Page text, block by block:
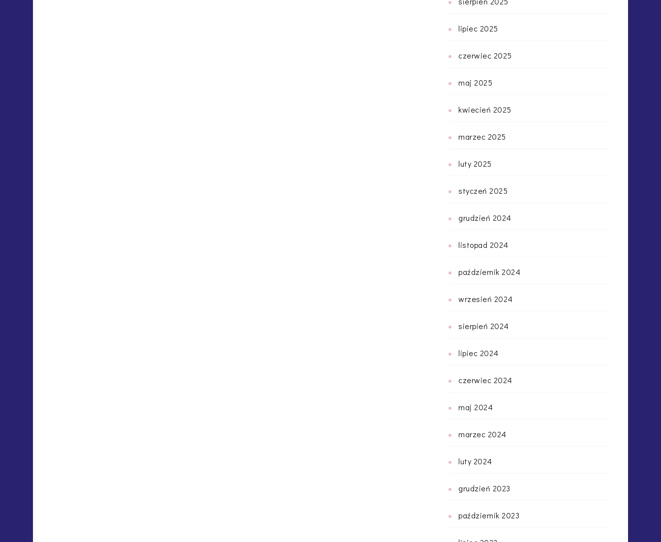
lipiec 2025
czerwiec 2025
maj 2025
kwiecień 2025
marzec 2025
luty 2025
styczeń 2025
grudzień 2024
listopad 2024
październik 2024
wrzesień 2024
sierpień 2024
lipiec 2024
czerwiec 2024
maj 2024
marzec 2024
luty 2024
grudzień 2023
październik 2023